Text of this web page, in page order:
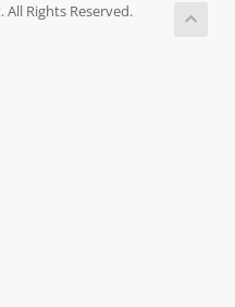
Rights Reserved.